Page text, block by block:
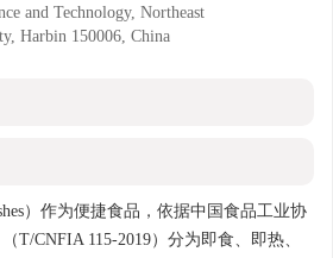
and Technology, Northeast
Harbin 150006, China
）作为便捷食品，依据中国食品工业协
T/CNFIA 115-2019）分为即食、即热、